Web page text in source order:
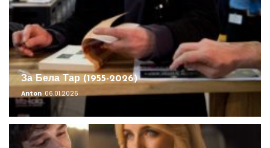
За Бела Тар (1955-2026)
Anton 06.01.2026